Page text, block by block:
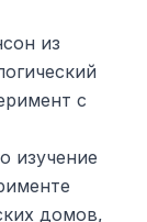
из
с
изучение
домов,